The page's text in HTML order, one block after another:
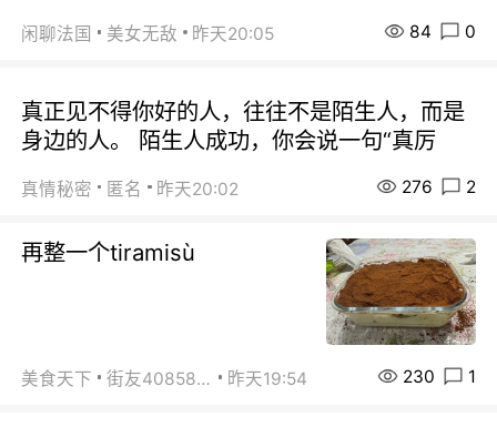
闲聊法国 美女无敌 昨天20:05 84 0
真正见不得你好的人，往往不是陌生人，而是
身边的人。 陌生人成功，你会说一句“真厉
真情秘密 匿名 昨天20:02 276 2
再整一个tiramisù
美食天下 街友40858442 昨天19:54 230 1